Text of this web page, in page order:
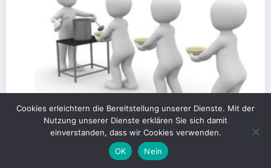
Cookies erleichtern die Bereitstellung unserer Dienste. Mit der
Nutzung unserer Dienste erklären Sie sich damit
einverstanden, dass wir Cookies verwenden.
OK
Nein